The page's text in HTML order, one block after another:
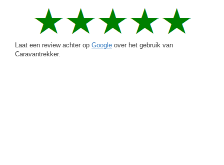
Laat een review achter op Google over het gebruik van
Caravantrekker.